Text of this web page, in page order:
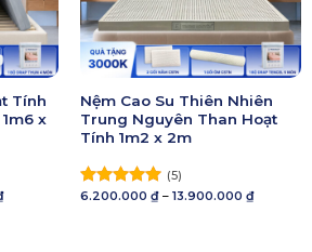
Tính
x
Khoảng
giá:
Nệm Cao Su Thiên Nhiên
Trung Nguyên Than Hoạt
Tính 1m2 x 2m
Được xếp
(5)
6.200.000 ₫ – 13.900.000 ₫Khoảng
giá: